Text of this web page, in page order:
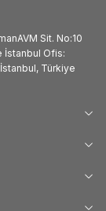
Sit. No:10
İstanbul Ofis:
İstanbul, Türkiye